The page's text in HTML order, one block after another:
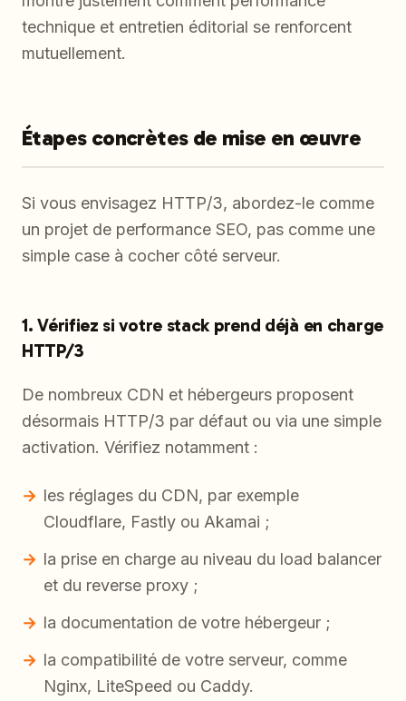
technique et entretien éditorial se renforcent
mutuellement.
Étapes concrètes de mise en œuvre
Si vous envisagez HTTP/3, abordez-le comme
un projet de performance SEO, pas comme une
simple case à cocher côté serveur.
1. Vérifiez si votre stack prend déjà en charge
HTTP/3
De nombreux CDN et hébergeurs proposent
désormais HTTP/3 par défaut ou via une simple
activation. Vérifiez notamment :
les réglages du CDN, par exemple
Cloudflare, Fastly ou Akamai ;
la prise en charge au niveau du load balancer
et du reverse proxy ;
la documentation de votre hébergeur ;
la compatibilité de votre serveur, comme
Nginx, LiteSpeed ou Caddy.